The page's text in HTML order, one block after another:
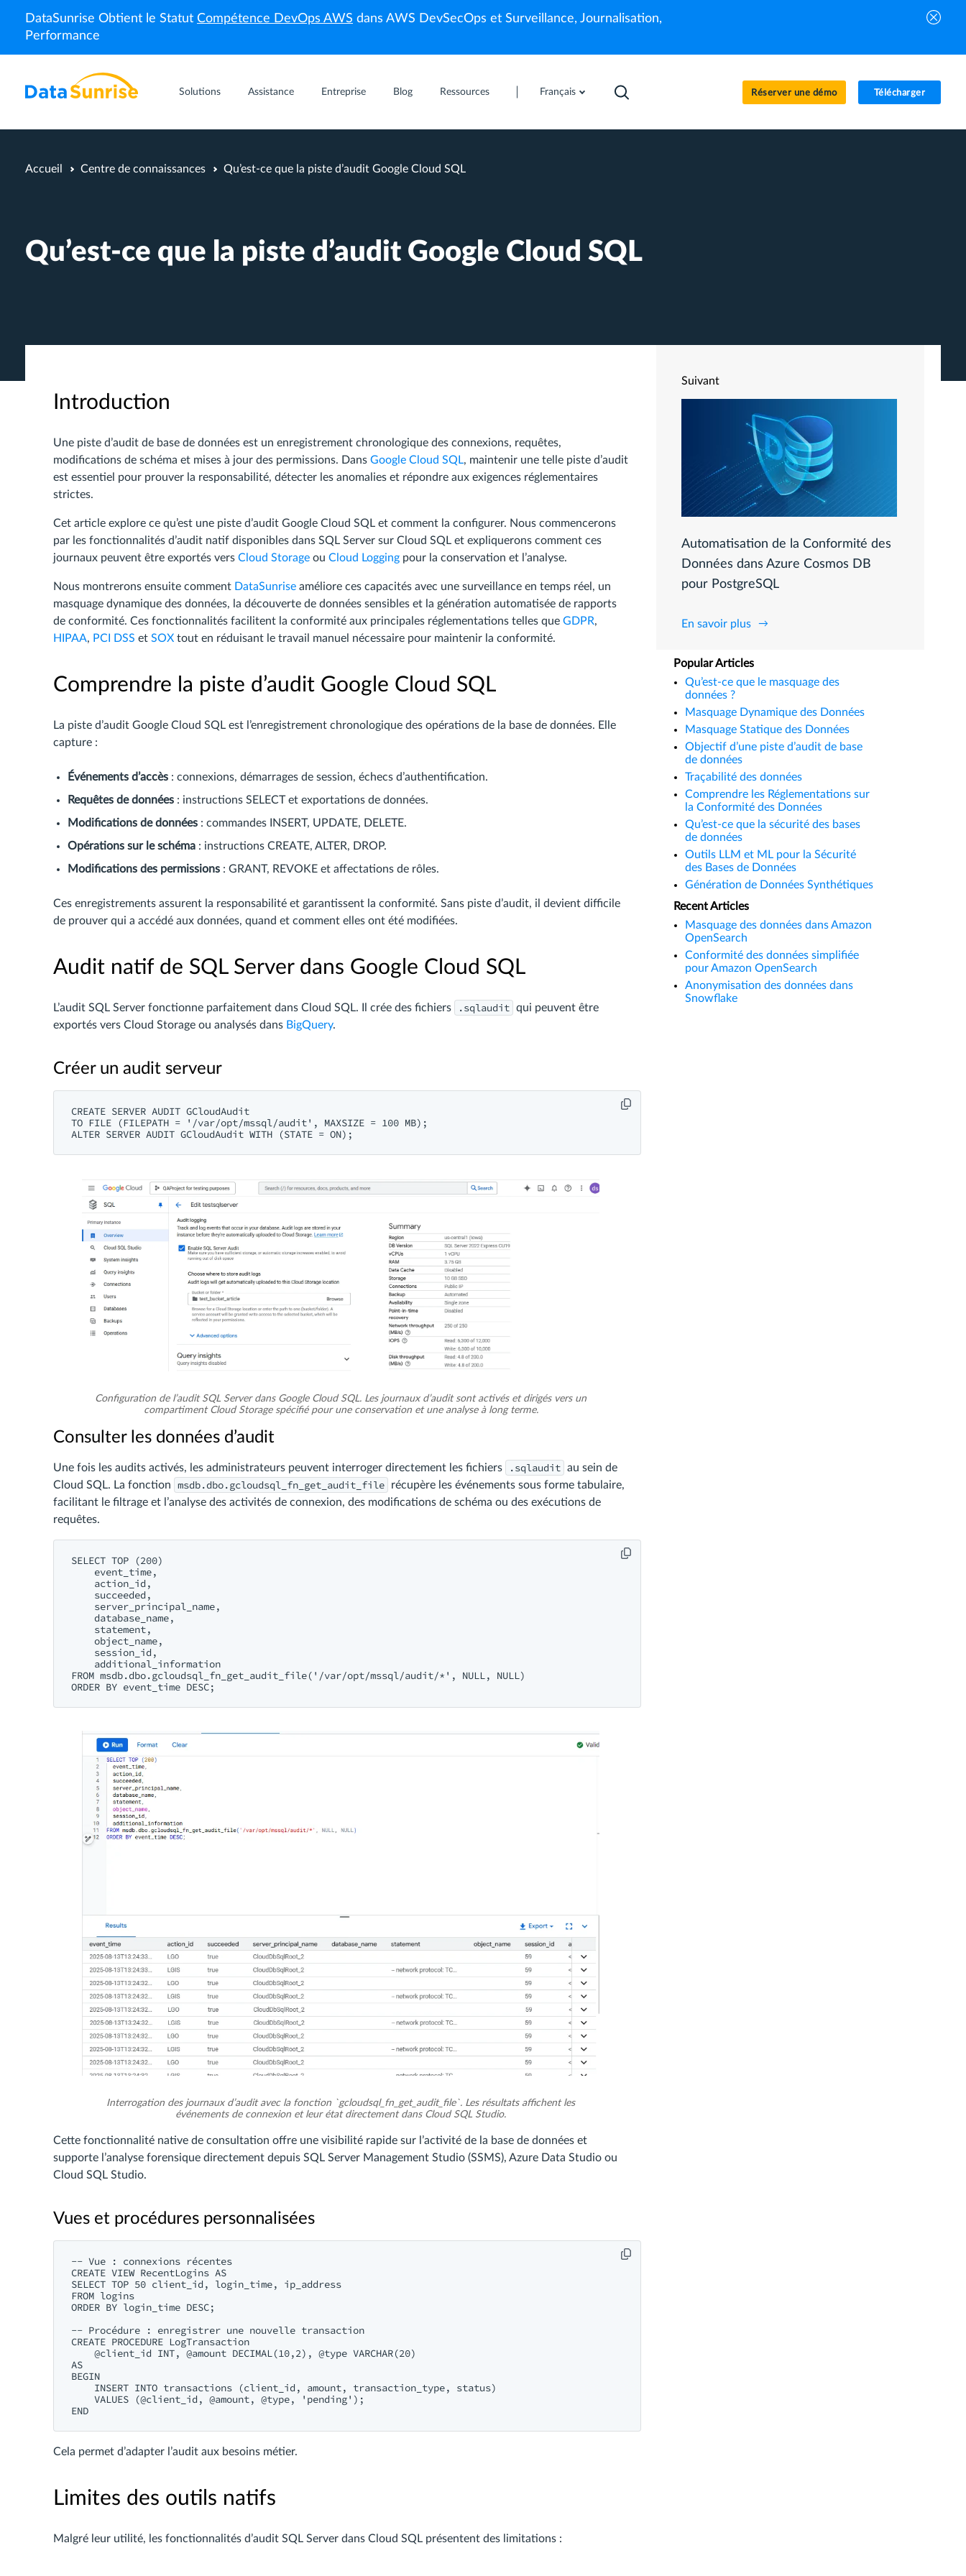
DataSunrise Obtient le Statut Compétence DevOps AWS dans AWS DevSecOps et Surveillance, Journalisation,
Performance
Solutions Assistance Entreprise Blog Ressources Français Réserver une démo Télécharger
Accueil Centre de connaissances Qu’est-ce que la piste d’audit Google Cloud SQL
Qu’est-ce que la piste d’audit Google Cloud SQL
Introduction
Une piste d’audit de base de données est un enregistrement chronologique des connexions, requêtes,
modifications de schéma et mises à jour des permissions. Dans Google Cloud SQL, maintenir une telle piste d’audit
est essentiel pour prouver la responsabilité, détecter les anomalies et répondre aux exigences réglementaires
strictes.
Cet article explore ce qu’est une piste d’audit Google Cloud SQL et comment la configurer. Nous commencerons
par les fonctionnalités d’audit natif disponibles dans SQL Server sur Cloud SQL et expliquerons comment ces
journaux peuvent être exportés vers Cloud Storage ou Cloud Logging pour la conservation et l’analyse.
Nous montrerons ensuite comment DataSunrise améliore ces capacités avec une surveillance en temps réel, un
masquage dynamique des données, la découverte de données sensibles et la génération automatisée de rapports
de conformité. Ces fonctionnalités facilitent la conformité aux principales réglementations telles que GDPR,
HIPAA, PCI DSS et SOX tout en réduisant le travail manuel nécessaire pour maintenir la conformité.
Comprendre la piste d’audit Google Cloud SQL
La piste d’audit Google Cloud SQL est l’enregistrement chronologique des opérations de la base de données. Elle
capture :
Événements d’accès : connexions, démarrages de session, échecs d’authentification.
Requêtes de données : instructions SELECT et exportations de données.
Modifications de données : commandes INSERT, UPDATE, DELETE.
Opérations sur le schéma : instructions CREATE, ALTER, DROP.
Modifications des permissions : GRANT, REVOKE et affectations de rôles.
Ces enregistrements assurent la responsabilité et garantissent la conformité. Sans piste d’audit, il devient difficile
de prouver qui a accédé aux données, quand et comment elles ont été modifiées.
Audit natif de SQL Server dans Google Cloud SQL
L’audit SQL Server fonctionne parfaitement dans Cloud SQL. Il crée des fichiers .sqlaudit qui peuvent être
exportés vers Cloud Storage ou analysés dans BigQuery.
Créer un audit serveur
CREATE SERVER AUDIT GCloudAudit
TO FILE (FILEPATH = '/var/opt/mssql/audit', MAXSIZE = 100 MB);
Configuration de l’audit SQL Server dans Google Cloud SQL. Les journaux d’audit sont activés et dirigés vers un
compartiment Cloud Storage spécifié pour une conservation et une analyse à long terme.
Consulter les données d’audit
Une fois les audits activés, les administrateurs peuvent interroger directement les fichiers .sqlaudit au sein de
Cloud SQL. La fonction
msdb.dbo.gcloudsql_fn_get_audit_file
récupère les événements sous forme tabulaire,
facilitant le filtrage et l’analyse des activités de connexion, des modifications de schéma ou des exécutions de
requêtes.
SELECT TOP (200)
    event_time,
    action_id,
    succeeded,
    server_principal_name,
    database_name,
    statement,
    object_name,
    session_id,
    additional_information
FROM msdb.dbo.gcloudsql_fn_get_audit_file('/var/opt/mssql/audit/*', NULL, NULL)
Interrogation des journaux d’audit avec la fonction `gcloudsql_fn_get_audit_file`. Les résultats affichent les
événements de connexion et leur état directement dans Cloud SQL Studio.
Cette fonctionnalité native de consultation offre une visibilité rapide sur l’activité de la base de données et
supporte l’analyse forensique directement depuis SQL Server Management Studio (SSMS), Azure Data Studio ou
Cloud SQL Studio.
Vues et procédures personnalisées
-- Vue : connexions récentes
CREATE VIEW RecentLogins AS
SELECT TOP 50 client_id, login_time, ip_address
FROM logins
ORDER BY login_time DESC;
-- Procédure : enregistrer une nouvelle transaction
CREATE PROCEDURE LogTransaction
    @client_id INT, @amount DECIMAL(10,2), @type VARCHAR(20)
AS
BEGIN
    INSERT INTO transactions (client_id, amount, transaction_type, status)
    VALUES (@client_id, @amount, @type, 'pending');
Cela permet d’adapter l’audit aux besoins métier.
Limites des outils natifs
Malgré leur utilité, les fonctionnalités d’audit SQL Server dans Cloud SQL présentent des limitations :
Suivant
Automatisation de la Conformité des
Données dans Azure Cosmos DB
pour PostgreSQL
En savoir plus
Popular Articles
Qu’est-ce que le masquage des
données ?
Masquage Dynamique des Données
Masquage Statique des Données
Objectif d’une piste d’audit de base
de données
Traçabilité des données
Comprendre les Réglementations sur
la Conformité des Données
Qu’est-ce que la sécurité des bases
de données
Outils LLM et ML pour la Sécurité
des Bases de Données
Génération de Données Synthétiques
Recent Articles
Masquage des données dans Amazon
OpenSearch
Conformité des données simplifiée
pour Amazon OpenSearch
Anonymisation des données dans
Snowflake